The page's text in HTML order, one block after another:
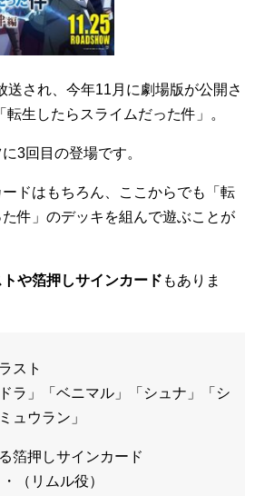
送され、今年11月に劇場版が公開さ
生したらスライムだった件」。
3回目の登場です。
ドはもちろん、ここからでも「転
件」のデッキを組んで遊ぶことが
や箔押しサインカード もありま
スト
ラ」「ベニマル」「シュナ」「シ
ュウラン」
箔押しサインカード
（リムル役）